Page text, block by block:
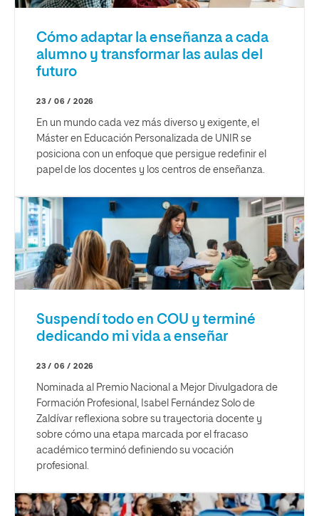
Cómo adaptar la enseñanza a cada
alumno y transformar las aulas del
futuro
23 / 06 / 2026
En un mundo cada vez más diverso y exigente, el
Máster en Educación Personalizada de UNIR se
posiciona con un enfoque que persigue redefinir el
papel de los docentes y los centros de enseñanza.
Suspendí todo en COU y terminé
dedicando mi vida a enseñar
23 / 06 / 2026
Nominada al Premio Nacional a Mejor Divulgadora de
Formación Profesional, Isabel Fernández Solo de
Zaldívar reflexiona sobre su trayectoria docente y
sobre cómo una etapa marcada por el fracaso
académico terminó definiendo su vocación
profesional.